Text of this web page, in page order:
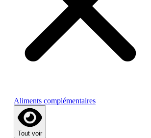
Aliments complémentaires
Tout voir